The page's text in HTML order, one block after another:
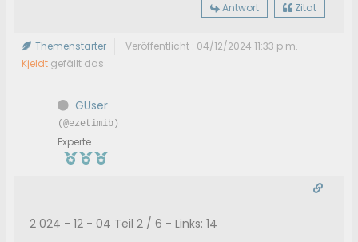
Antwort Zitat
Themenstarter
Veröffentlicht : 04/12/2024 11:33 p.m.
Kjeldt gefällt das
GUser
(@ezetimib)
Experte
2 024 - 12 - 04 Teil 2 / 6 - Links: 14